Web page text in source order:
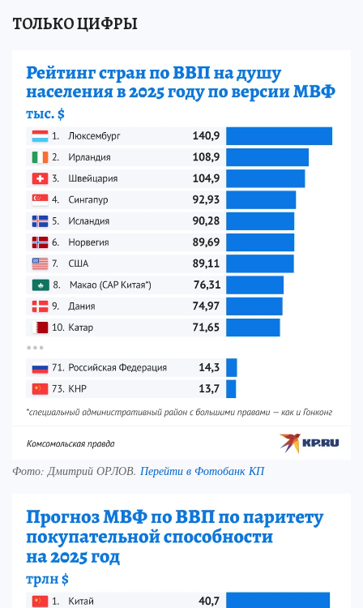
ТОЛЬКО ЦИФРЫ
Фото:Дмитрий ОРЛОВ. Перейти в Фотобанк КП